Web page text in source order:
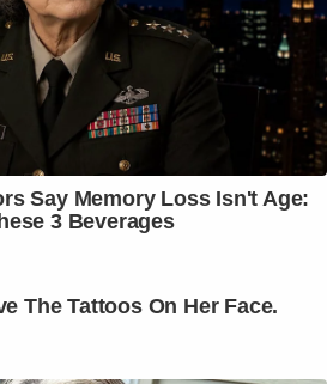
Say Memory Loss Isn't Age:
3 Beverages
The Tattoos On Her Face.